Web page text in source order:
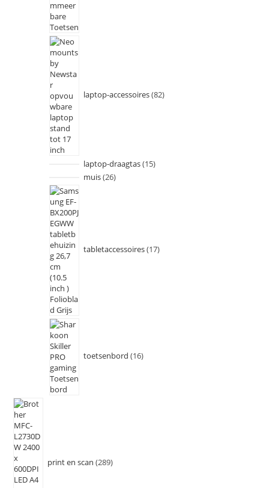
laptop-accessoires 82
laptop-draagtas 15
muis 26
tabletaccessoires 17
toetsenbord 16
print en scan 289